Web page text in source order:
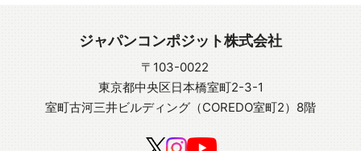
ジャパンコンポジット株式会社
〒103-0022
東京都中央区日本橋室町2-3-1
室町古河三井ビルディング（COREDO室町2）8階